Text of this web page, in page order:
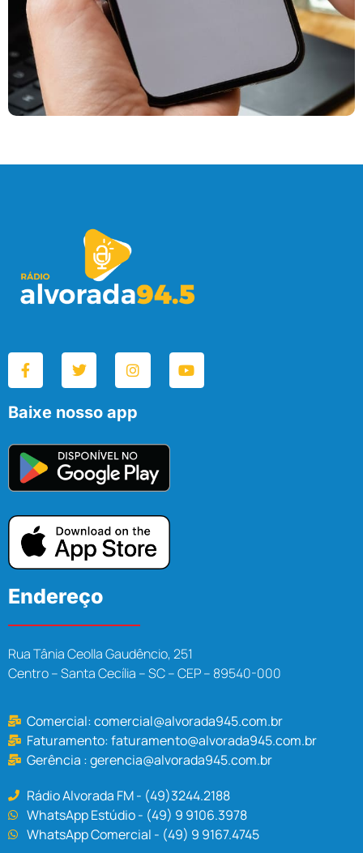
Baixe nosso app
Endereço
Rua Tânia Ceolla Gaudêncio, 251
Centro – Santa Cecília – SC – CEP – 89540-000
Comercial:comercial@alvorada945.com.br
Faturamento:faturamento@alvorada945.com.br
Gerência :gerencia@alvorada945.com.br
Rádio Alvorada FM - (49)3244.2188
WhatsApp Estúdio - (49) 9 9106.3978
WhatsApp Comercial - (49) 9 9167.4745